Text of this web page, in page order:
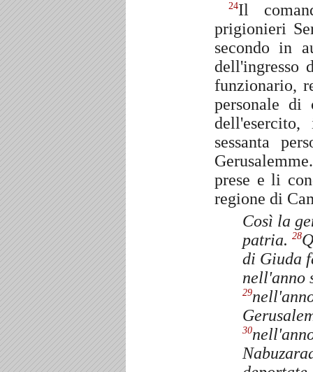
24Il
prigionieri
secondo in
dell'ingresso
funzionario,
personale
sessanta
prese e li
regione di
Così la
patria. 28
di Giuda
nell'anno
29
30